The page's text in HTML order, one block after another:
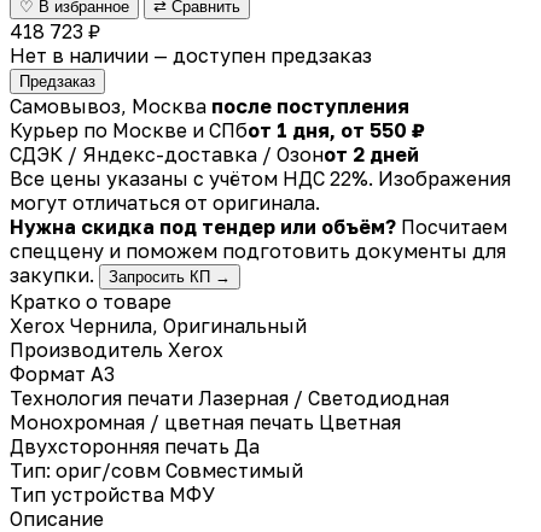
♡ В избранное ⇄ Сравнить
418 723 ₽
Нет в наличии — доступен предзаказ
Предзаказ
Самовывоз, Москва после поступления
Курьер по Москве и СПбот 1 дня, от 550 ₽
СДЭК / Яндекс-доставка / Озонот 2 дней
Все цены указаны с учётом НДС 22%. Изображения
могут отличаться от оригинала.
Нужна скидка под тендер или объём? Посчитаем
спеццену и поможем подготовить документы для
закупки.
Запросить КП →
Кратко о товаре
Xerox Чернила, Оригинальный
Производитель Xerox
Формат A3
Технология печати Лазерная / Светодиодная
Монохромная / цветная печать Цветная
Двухсторонняя печать Да
Тип: ориг/совм Совместимый
Тип устройства МФУ
Описание